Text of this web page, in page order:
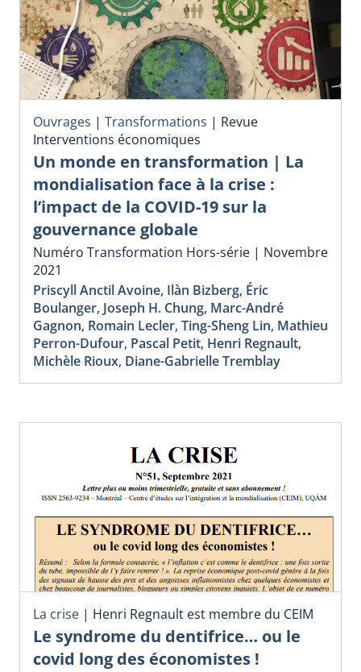
Ouvrages | Transformations | Revue
Interventions économiques
Un monde en transformation | La
mondialisation face à la crise :
l’impact de la COVID-19 sur la
gouvernance globale
Numéro Transformation Hors-série | Novembre
2021
Priscyll Anctil Avoine, Ilàn Bizberg, Éric
Boulanger, Joseph H. Chung, Marc-André
Gagnon, Romain Lecler, Ting-Sheng Lin, Mathieu
Perron-Dufour, Pascal Petit, Henri Regnault,
Michèle Rioux, Diane-Gabrielle Tremblay
La crise | Henri Regnault est membre du CEIM
Le syndrome du dentifrice… ou le
covid long des économistes !